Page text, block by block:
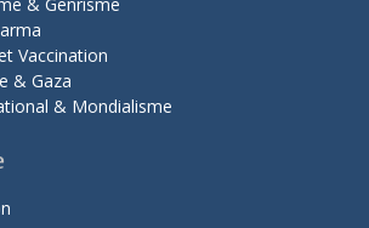
Vaccination
& Gaza
& Mondialisme